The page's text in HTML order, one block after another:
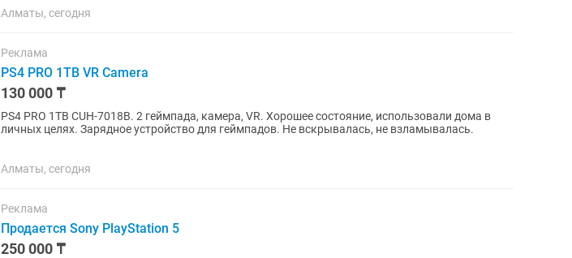
Алматы, сегодня
Реклама
PS4 PRO 1TB VR Camera
130 000 ₸
PS4 PRO 1TB CUH-7018B. 2 геймпада, камера, VR. Хорошее состояние, использовали дома в
личных целях. Зарядное устройство для геймпадов. Не вскрывалась, не взламывалась.
Алматы, сегодня
Реклама
Продается Sony PlayStation 5
250 000 ₸